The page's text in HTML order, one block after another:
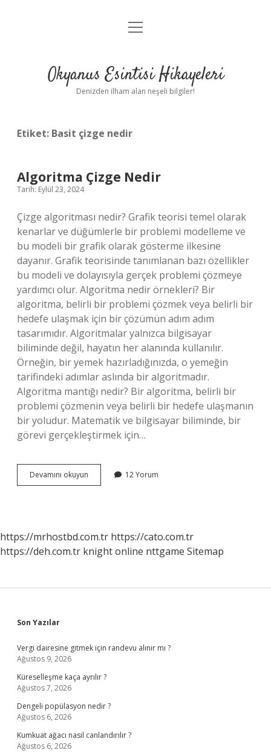
Anasayfa
Yasal Uyarı
menüyü
Okyanus Esintisi Hikayeleri
Denizden ilham alan neşeli bilgiler!
Etiket: Basit çizge nedir
Algoritma Çizge Nedir
Tarih: Eylül 23, 2024
Çizge algoritması nedir? Grafik teorisi temel olarak
kenarlar ve düğümlerle bir problemi modelleme ve
bu modeli bir grafik olarak gösterme ilkesine
dayanır. Grafik teorisinde tanımlanan bazı özellikler
bu modeli ve dolayısıyla gerçek problemi çözmeye
yardımcı olur. Algoritma nedir örnekleri? Bir
algoritma, belirli bir problemi çözmek veya belirli bir
hedefe ulaşmak için bir çözümün adım adım
tasarımıdır. Algoritmalar yalnızca bilgisayar
biliminde değil, hayatın her alanında kullanılır.
Örneğin, bir yemek hazırladığınızda, o yemeğin
tarifindeki adımlar aslında bir algoritmadır.
Algoritma mantığı nedir? Bir algoritma, belirli bir
problemi çözmenin veya belirli bir hedefe ulaşmanın
bir yoludur. Matematik ve bilgisayar biliminde, bir
görevi gerçekleştirmek için…
Devamını okuyun Algoritma
Çizge
12 Yorum
https://mrhostbd.com.tr https://cato.com.tr
https://deh.com.tr knight online nttgame Sitemap
Sidebar
Son Yazılar
Vergi dairesine gitmek için randevu alınır mı ?
Ağustos 9, 2026
Küreselleşme kaça ayrılır ?
Ağustos 7, 2026
Dengeli popülasyon nedir ?
Ağustos 6, 2026
Kumkuat ağacı nasıl canlandırılır ?
Ağustos 6, 2026